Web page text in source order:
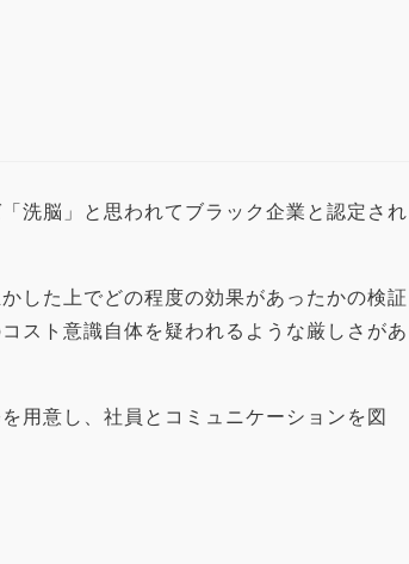
洗脳」と思われてブラック企業と認定され
した上でどの程度の効果があったかの検証
スト意識自体を疑われるような厳しさがあ
用意し、社員とコミュニケーションを図